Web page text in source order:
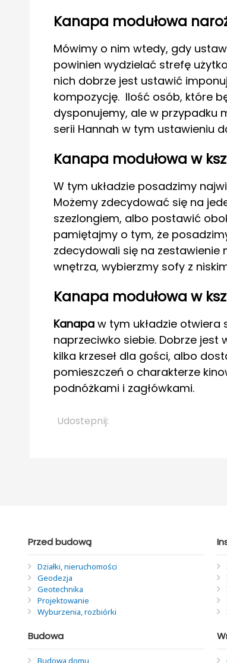
Kanapa modułowa
Mówimy o nim wtedy, gdy
powinien wydzielać strefę
nich dobrze jest ustawić
kompozycję. Ilość osób, które
dysponujemy, ale w przypadku
serii Hannah w tym ustawieniu
Kanapa modułowa w
W tym układzie posadzimy
Możemy zdecydować się na
szezlongiem, albo postawić
pamiętajmy o tym, że
zdecydowali się na zestawienie
wnętrza, wybierzmy sofy z
Kanapa modułowa w
Kanapa w tym układzie otwiera
naprzeciwko siebie. Dobrze
kilka krzeseł dla gości, albo
pomieszczeń o charakterze
podnóżkami i zagłówkami.
Udostepnij:
Przed budową
Działki, nieruchomości
Geodezja
Geotechnika
Projektowanie
Wyburzenia, rozbiórki
Budowa
Budowa domu